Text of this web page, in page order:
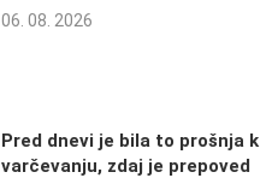
06. 08. 2026
Pred dnevi je bila to prošnja k
varčevanju, zdaj je prepoved